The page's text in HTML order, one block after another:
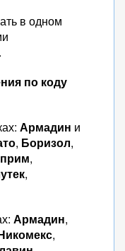
в одном
по коду
Армадин и
, Боризол,
,
,
Армадин,
,